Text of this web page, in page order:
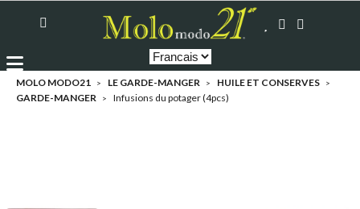
MOLO MODO21 LE GARDE-MANGER
HUILE ET CONSERVES
GARDE-MANGER
Infusions du potager (4pcs)